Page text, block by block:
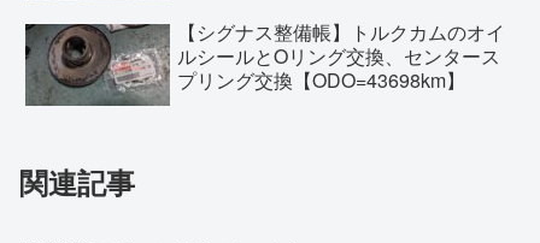
【シグナス整備帳】トルクカムのオイ
ルシールとOリング交換、センタース
プリング交換【ODO=43698km】
関連記事